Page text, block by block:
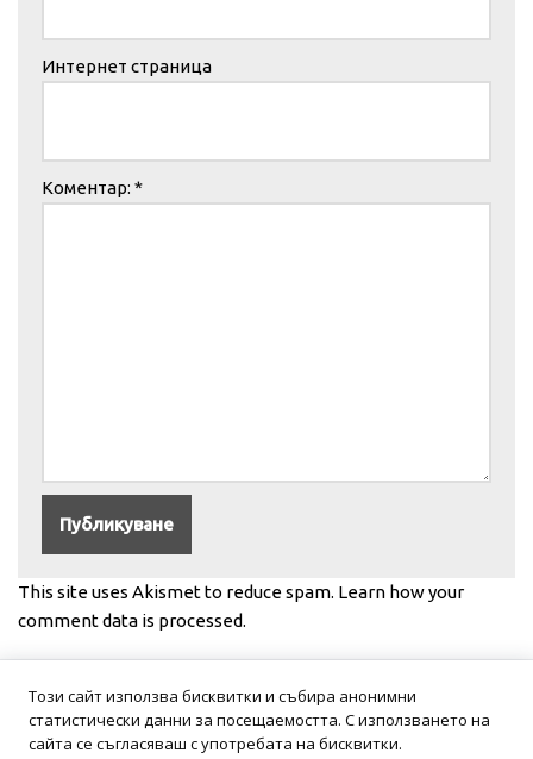
Интернет страница
Коментар: *
This site uses Akismet to reduce spam. Learn how your
comment data is processed.
Този сайт използва бисквитки и събира анонимни
статистически данни за посещаемостта. С използването на
сайта се съгласяваш с употребата на бисквитки.